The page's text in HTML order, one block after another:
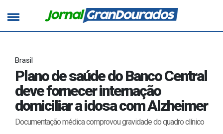
Brasil
Plano de saúde do Banco Central
deve fornecer internação
domiciliar a idosa com Alzheimer
Documentação médica comprovou gravidade do quadro clínico